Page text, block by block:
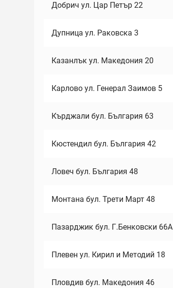
Добрич ул. Цар Петър 22
Дупница ул. Раковска 3
Казанлък ул. Македония 20
Карлово ул. Генерал Заимов 5
Кърджали бул. България 63
Кюстендил бул. България 42
Ловеч бул. България 48
Монтана бул. Трети Март 48
Пазарджик бул. Г.Бенковски 66А
Плевен ул. Кирил и Методий 18
Пловдив бул. Македония 46